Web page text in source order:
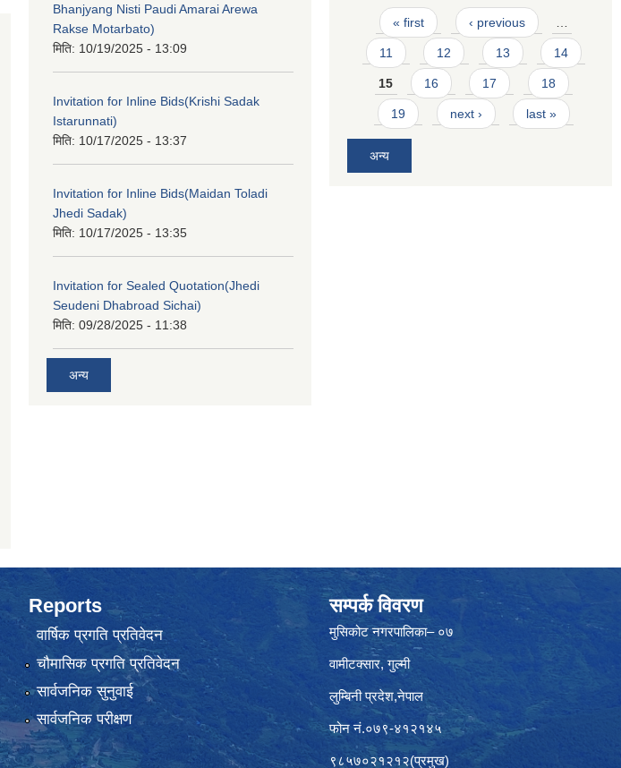
Bhanjyang Nisti Paudi Amarai Arewa
Rakse Motarbato)
मिति: 10/19/2025 - 13:09
Invitation for Inline Bids(Krishi Sadak
Istarunnati)
मिति: 10/17/2025 - 13:37
Invitation for Inline Bids(Maidan Toladi
Jhedi Sadak)
मिति: 10/17/2025 - 13:35
Invitation for Sealed Quotation(Jhedi
Seudeni Dhabroad Sichai)
मिति: 09/28/2025 - 11:38
अन्य
Pages
« first ‹ previous …
11 12 13 14
15 16 17 18
19 next › last »
अन्य
Reports
वार्षिक प्रगति प्रतिवेदन
चौमासिक प्रगति प्रतिवेदन
सार्वजनिक सुनुवाई
सार्वजनिक परीक्षण
सम्पर्क विवरण
मुसिकोट नगरपालिका– ०७
वामीटक्सार, गुल्मी
लुम्बिनी प्रदेश,नेपाल
फोन नं.०७९-४१२१४५
९८५७०२१२१२(प्रमुख)